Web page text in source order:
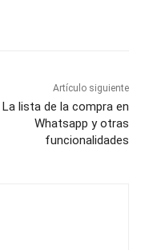
Artículo siguiente
La lista de la compra en
Whatsapp y otras
funcionalidades